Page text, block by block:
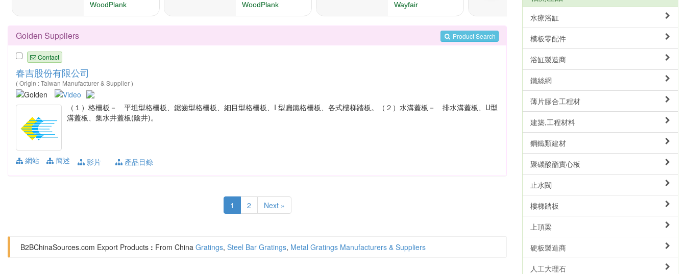
Product Search
Golden Suppliers
Contact
春吉股份有限公司
( Origin : Taiwan Manufacturer & Supplier )
（１）格柵板－ 平坦型格柵板、鋸齒型格柵板、細目型格柵板、I 型扁鐵格柵板、各式樓梯踏板。（２）水溝蓋板－ 排水溝蓋板、U型
溝蓋板、集水井蓋板(陰井)。
網站 簡述 影片 產品目錄
1 2 Next »
B2BChinaSources.com Export Products : From China Gratings, Steel Bar Gratings, Metal Gratings Manufacturers & Suppliers
水療浴缸
模板零配件
浴缸製造商
鐵絲網
薄片膠合工程材
建築,工程材料
鋼鐵類建材
聚碳酸酯實心板
止水閥
樓梯踏板
上頂梁
硬板製造商
人工大理石